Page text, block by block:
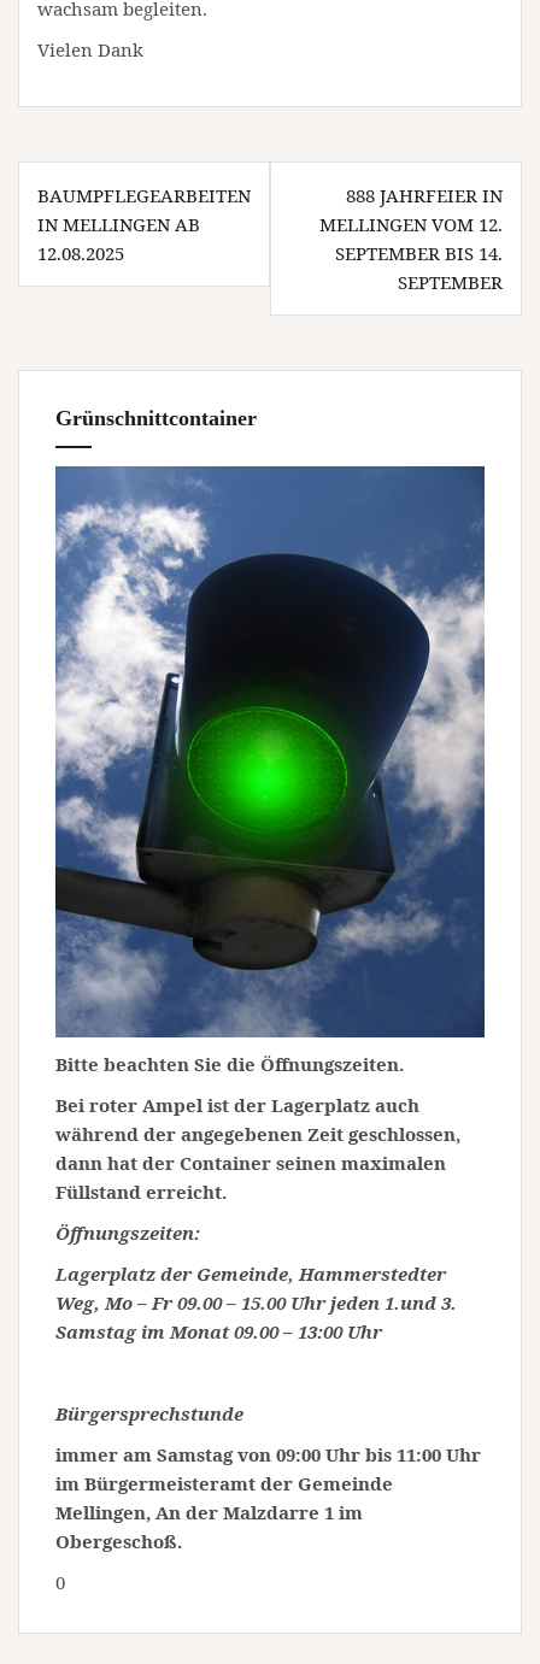
wachsam begleiten.
Vielen Dank
BAUMPFLEGEARBEITEN
IN MELLINGEN AB
12.08.2025
888 JAHRFEIER IN
MELLINGEN VOM 12.
SEPTEMBER BIS 14.
SEPTEMBER
Grünschnittcontainer
Bitte beachten Sie die Öffnungszeiten.
Bei roter Ampel ist der Lagerplatz auch
während der angegebenen Zeit geschlossen,
dann hat der Container seinen maximalen
Füllstand erreicht.
Öffnungszeiten:
Lagerplatz der Gemeinde, Hammerstedter
Weg, Mo – Fr 09.00 – 15.00 Uhr jeden 1.und 3.
Samstag im Monat 09.00 – 13:00 Uhr
Bürgersprechstunde
immer am Samstag von 09:00 Uhr bis 11:00 Uhr
im Bürgermeisteramt der Gemeinde
Mellingen, An der Malzdarre 1 im
Obergeschoß.
0